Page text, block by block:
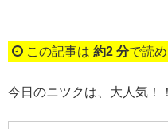
この記事は 約2 分で読
今日のニツクは、大人気！